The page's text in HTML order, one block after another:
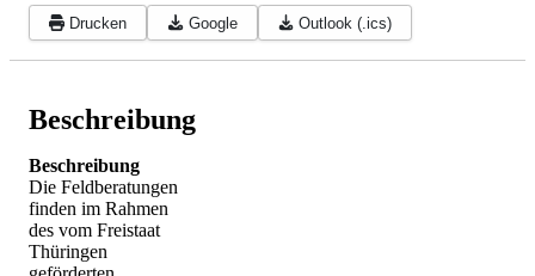
Drucken Google Outlook (.ics)
Beschreibung
Beschreibung
Die Feldberatungen
finden im Rahmen
des vom Freistaat
Thüringen